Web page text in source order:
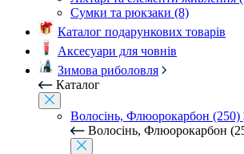
Сумки та рюкзаки (8)
Каталог подарункових товарів
Аксесуари для човнів
Зимова риболовля
Каталог
Волосінь, Флюорокарбон (250)
Волосінь, Флюорокарбон